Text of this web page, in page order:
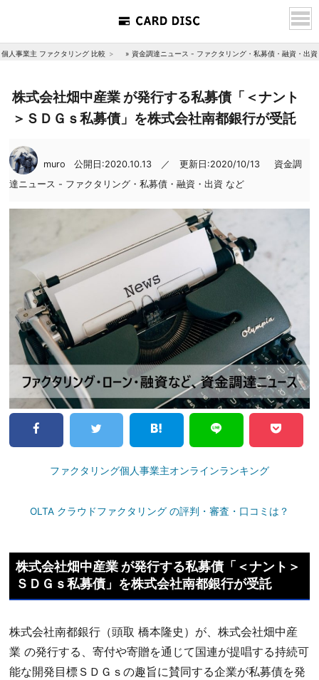
個人事業主 ファクタリング 比較 » 資金調達ニュース - ファクタリング・私募債・融資・出
株式会社畑中産業 が発行する私募債「＜ナント
＞ＳＤＧｓ私募債」を株式会社南都銀行が受託
muro 公開日:2020.10.13 ／ 更新日:2020/10/13
資金調
達ニュース - ファクタリング・私募債・融資・出資 など
ファクタリング個人事業主オンラインランキング
OLTA クラウドファクタリング の評判・審査・口コミは？
株式会社畑中産業 が発行する私募債「＜ナント＞
ＳＤＧｓ私募債」を株式会社南都銀行が受託
株式会社南都銀行（頭取 橋本隆史）が、株式会社畑中産
業 の発行する、寄付や寄贈を通じて国連が提唱する持続可
能な開発目標ＳＤＧｓの趣旨に賛同する企業が私募債を発